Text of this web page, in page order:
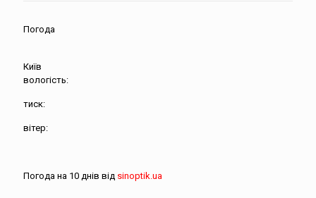
Погода
Київ
вологість:
тиск:
вітер:
Погода на 10 днів від sinoptik.ua